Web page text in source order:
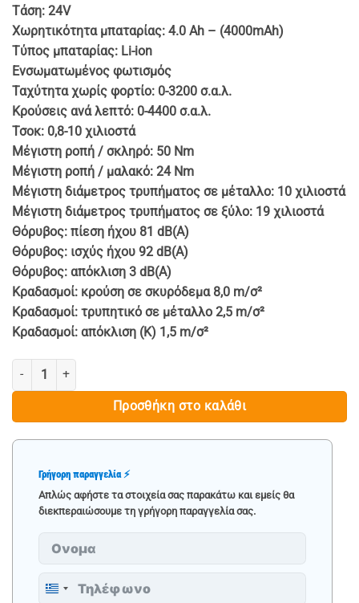
Τάση: 24V
Χωρητικότητα μπαταρίας: 4.0 Ah – (4000mAh)
Τύπος μπαταρίας: Li-ion
Ενσωματωμένος φωτισμός
Ταχύτητα χωρίς φορτίο: 0-3200 σ.α.λ.
Κρούσεις ανά λεπτό: 0-4400 σ.α.λ.
Τσοκ: 0,8-10 χιλιοστά
Μέγιστη ροπή / σκληρό: 50 Nm
Μέγιστη ροπή / μαλακό: 24 Nm
Μέγιστη διάμετρος τρυπήματος σε μέταλλο: 10 χιλιοστά
Μέγιστη διάμετρος τρυπήματος σε ξύλο: 19 χιλιοστά
Θόρυβος: πίεση ήχου 81 dB(A)
Θόρυβος: ισχύς ήχου 92 dB(A)
Θόρυβος: απόκλιση 3 dB(A)
Κραδασμοί: κρούση σε σκυρόδεμα 8,0 m/σ²
Κραδασμοί: τρυπητικό σε μέταλλο 2,5 m/σ²
Κραδασμοί: απόκλιση (K) 1,5 m/σ²
ΚΡΟΥΣΤΙΚΟ ΔΡΑΠΑΝΟΚΑΤΣΑΒΙΔΟ 24v/4Ah - HAWEK ποσότητα
Προσθήκη στο καλάθι
Γρήγορη παραγγελία ⚡
Απλώς αφήστε τα στοιχεία σας παρακάτω και εμείς θα
διεκπεραιώσουμε τη γρήγορη παραγγελία σας.
Greece